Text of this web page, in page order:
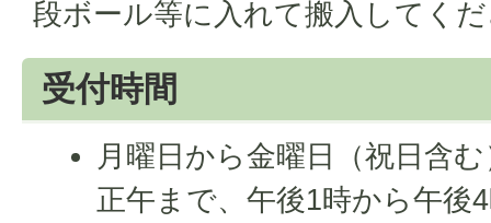
段ボール等に入れて搬入してく
受付時間
月曜日から金曜日（祝日含
正午まで、午後1時から午後